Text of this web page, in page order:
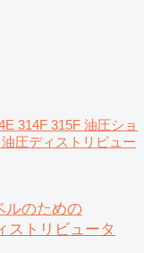
314F 315F 油圧ショ
圧ディストリビュー
ルのための
ストリビュータ